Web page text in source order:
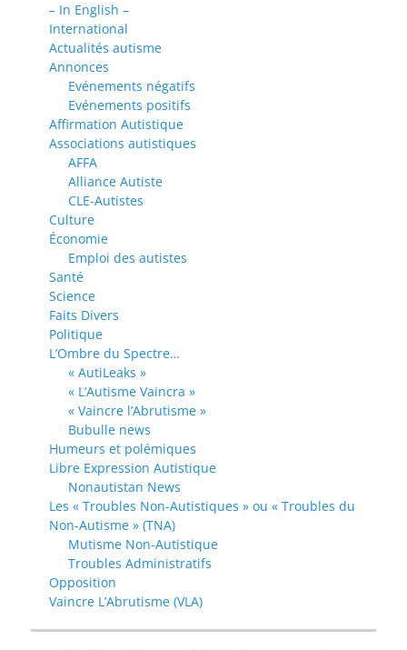
– In English –
International
Actualités autisme
Annonces
Evénements négatifs
Evénements positifs
Affirmation Autistique
Associations autistiques
AFFA
Alliance Autiste
CLE-Autistes
Culture
Économie
Emploi des autistes
Santé
Science
Faits Divers
Politique
L’Ombre du Spectre…
« AutiLeaks »
« L’Autisme Vaincra »
« Vaincre l’Abrutisme »
Bubulle news
Humeurs et polémiques
Libre Expression Autistique
Nonautistan News
Les « Troubles Non-Autistiques » ou « Troubles du
Non-Autisme » (TNA)
Mutisme Non-Autistique
Troubles Administratifs
Opposition
Vaincre L’Abrutisme (VLA)